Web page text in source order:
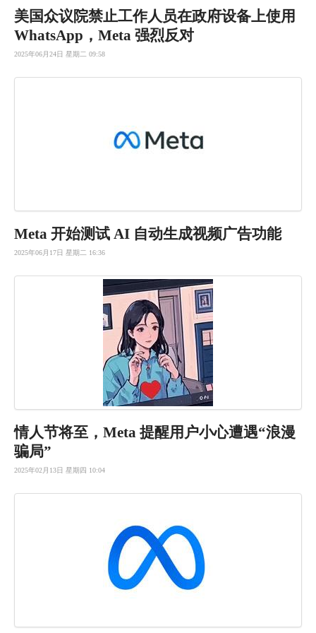
美国众议院禁止工作人员在政府设备上使用
WhatsApp，Meta 强烈反对
2025年06月24日 星期二 09:58
Meta 开始测试 AI 自动生成视频广告功能
2025年06月17日 星期二 16:36
情人节将至，Meta 提醒用户小心遭遇“浪漫
骗局”
2025年02月13日 星期四 10:04